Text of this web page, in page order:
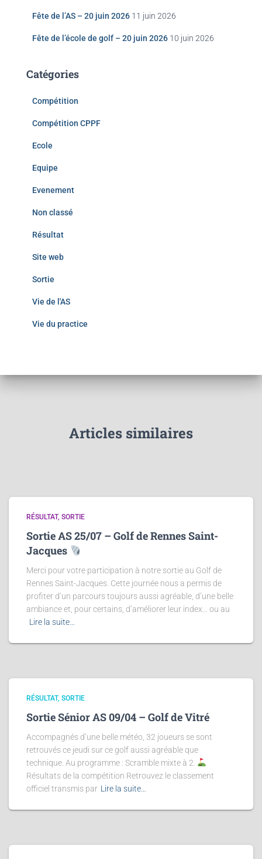
Fête de l’AS – 20 juin 2026 11 juin 2026
Fête de l’école de golf – 20 juin 2026 10 juin 2026
Catégories
Compétition
Compétition CPPF
Ecole
Equipe
Evenement
Non classé
Résultat
Site web
Sortie
Vie de l'AS
Vie du practice
Articles similaires
RÉSULTAT SORTIE
Sortie AS 25/07 – Golf de Rennes Saint-
Jacques
Merci pour votre participation à notre sortie au Golf de
Rennes Saint-Jacques. Cette journée nous a permis de
profiter d’un parcours toujours aussi agréable, d’une belle
ambiance et, pour certains, d’améliorer leur index… ou au
Lire la suite…
RÉSULTAT SORTIE
Sortie Sénior AS 09/04 – Golf de Vitré
Accompagnés d’une belle météo, 32 joueurs se sont
retrouvés ce jeudi sur ce golf aussi agréable que
technique. Au programme : Scramble mixte à 2.
Résultats de la compétition Retrouvez le classement
officiel transmis par Lire la suite…